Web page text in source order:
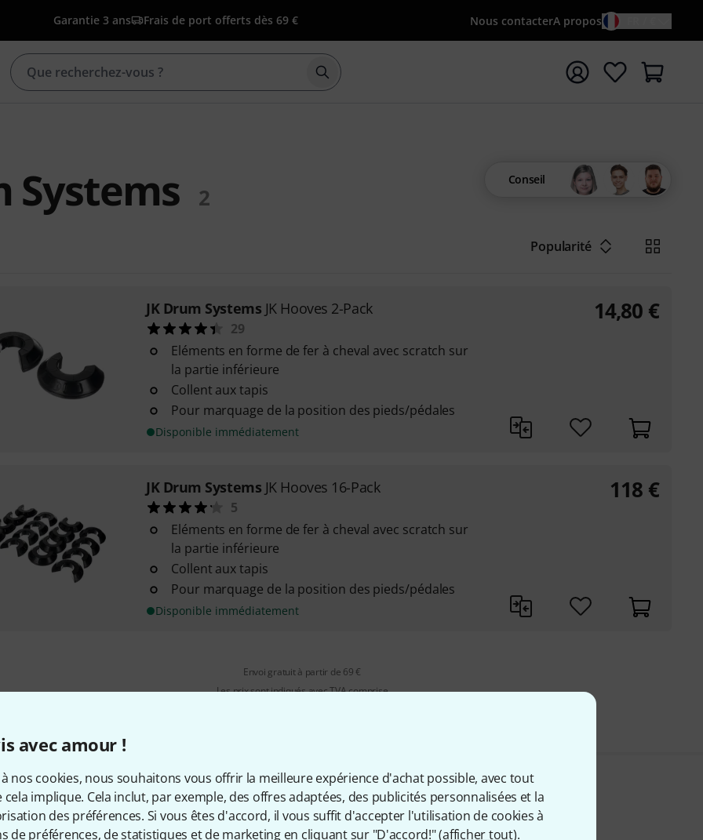
avec amour !
à nos cookies, nous souhaitons vous offrir la meilleure expérience d'achat possible, avec tout
cela implique. Cela inclut, par exemple, des offres adaptées, des publicités personnalisées et la
des préférences. Si vous êtes d'accord, il vous suffit d'accepter l'utilisation de cookies à
de préférences, de statistiques et de marketing en cliquant sur "D'accord!" (afficher tout).
Garantie 3 ans Frais de port offerts dès 69 € Nous contacterA propos
Démarrer la recherche avec le terme de recherche
Systems 2
Conseil
Popularité
JK Drum Systems JK Hooves 2-Pack
29
Eléments en forme de fer à cheval avec scratch sur
la partie inférieure
Collent aux tapis
Pour marquage de la position des pieds/pédales
Disponible immédiatement
14,80 €
JK Drum Systems JK Hooves 16-Pack
5
Eléments en forme de fer à cheval avec scratch sur
la partie inférieure
Collent aux tapis
Pour marquage de la position des pieds/pédales
Disponible immédiatement
118 €
Envoi gratuit à partir de 69 €
Les prix sont indiqués avec TVA comprise
Aimez-vous ce que vous voyez ?